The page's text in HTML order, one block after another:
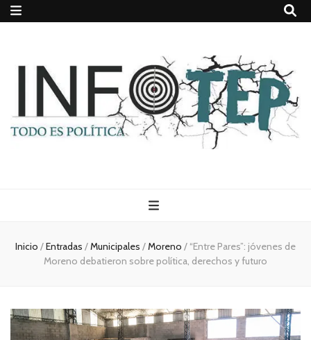
Todo es
(rosca)
política
Inicio /Entradas /Municipales /Moreno / “Entre Pares”: jóvenes de
Moreno debatieron sobre política, derechos y futuro